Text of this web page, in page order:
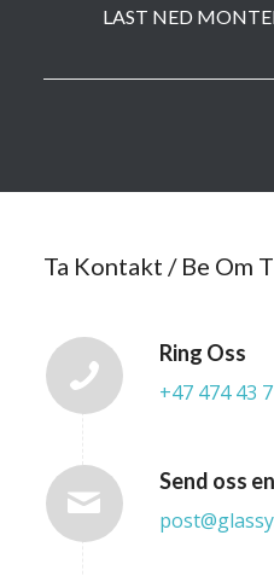
LAST NED
Ta Kontakt / Be Om
Ring Oss
+47 474 43
Send oss